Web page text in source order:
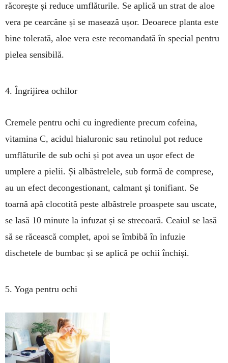
răcorește și reduce umflăturile. Se aplică un strat de aloe
vera pe cearcăne și se masează ușor. Deoarece planta este
bine tolerată, aloe vera este recomandată în special pentru
pielea sensibilă.
4. Îngrijirea ochilor
Cremele pentru ochi cu ingrediente precum cofeina,
vitamina C, acidul hialuronic sau retinolul pot reduce
umflăturile de sub ochi și pot avea un ușor efect de
umplere a pielii. Și albăstrelele, sub formă de comprese,
au un efect decongestionant, calmant și tonifiant. Se
toarnă apă clocotită peste albăstrele proaspete sau uscate,
se lasă 10 minute la infuzat și se strecoară. Ceaiul se lasă
să se răcească complet, apoi se îmbibă în infuzie
dischetele de bumbac și se aplică pe ochii închiși.
5. Yoga pentru ochi